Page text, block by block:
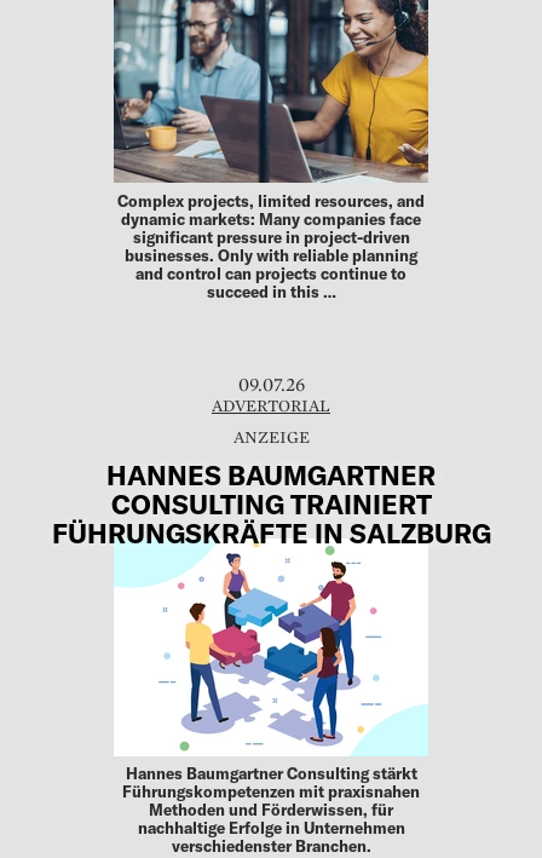
Complex projects, limited resources, and
dynamic markets: Many companies face
significant pressure in project-driven
businesses. Only with reliable planning
and control can projects continue to
succeed in this …
09.07.26
ADVERTORIAL
HANNES BAUMGARTNER
CONSULTING TRAINIERT
FÜHRUNGSKRÄFTE IN SALZBURG
Hannes Baumgartner Consulting stärkt
Führungskompetenzen mit praxisnahen
Methoden und Förderwissen, für
nachhaltige Erfolge in Unternehmen
verschiedenster Branchen.